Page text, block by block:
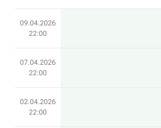
09.04.2026
22:00
07.04.2026
22:00
02.04.2026
22:00